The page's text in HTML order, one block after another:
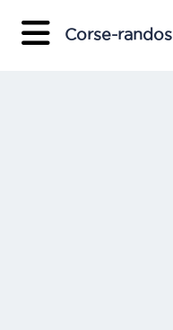
Corse-randos